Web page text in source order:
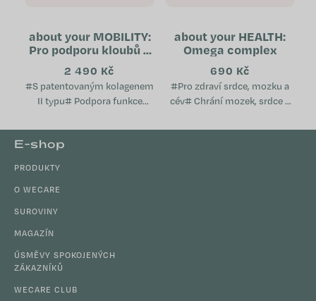
about your MOBILITY:
Pro podporu kloubů a
pohybového aparátu
2 490 Kč
#S patentovaným kolagenem
II typu# Podpora funkce
Patentované látky nejvyšší
kvality Vhodný zejména pro...
about your HEALTH:
Omega complex
690 Kč
#Pro zdraví srdce, mozku a
cév# Chrání mozek, srdce a
normální hladinu
E-shop
PRODUKTY
O WECARE
SUROVINY
MAGAZÍN
ÚSMĚVY SPOKOJENÝCH
ZÁKAZNÍKŮ
WECARE CLUB